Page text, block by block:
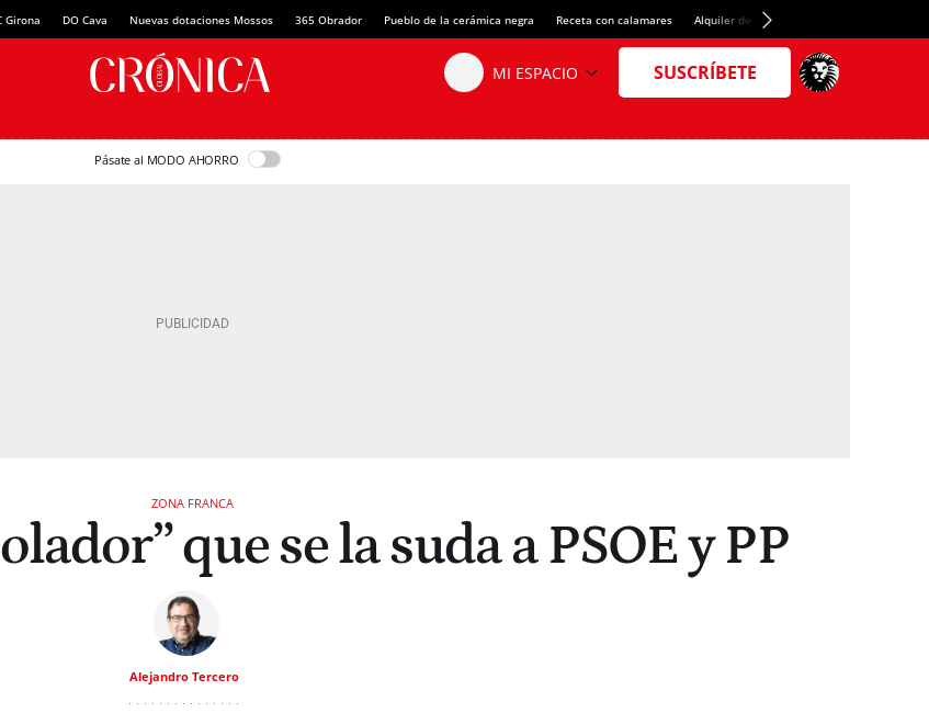
Girona DO Cava Nuevas dotaciones Mossos 365 Obrador Pueblo de la cerámica negra Receta con calamares Alquiler de habitaciones en España
Pásate al MODO AHORRO
ZONA FRANCA
que se la suda a PSOE y PP
Alejandro Tercero